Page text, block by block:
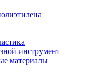
инструмент
материалы